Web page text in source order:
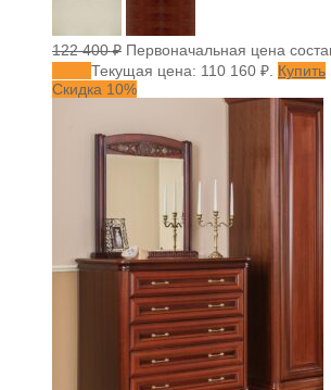
122 400₽ Первоначальная цена
Текущая цена: 110 160 ₽. Купить
Скидка 10%